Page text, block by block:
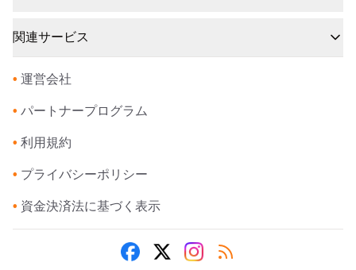
関連サービス
• 運営会社
• パートナープログラム
• 利用規約
• プライバシーポリシー
• 資金決済法に基づく表示